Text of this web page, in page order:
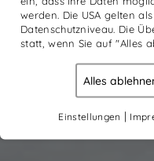
werden. Die USA gelten
Datenschutzniveau. Die
statt, wenn Sie auf "Alles
Alles
Einstellungen |